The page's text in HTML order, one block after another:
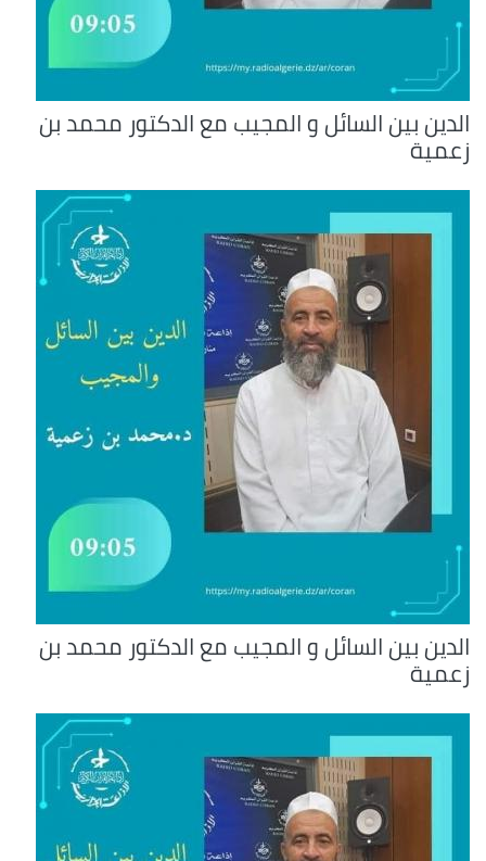
الدين بين السائل و المجيب مع الدكتور محمد بن
زعمية
الدين بين السائل و المجيب مع الدكتور محمد بن
زعمية